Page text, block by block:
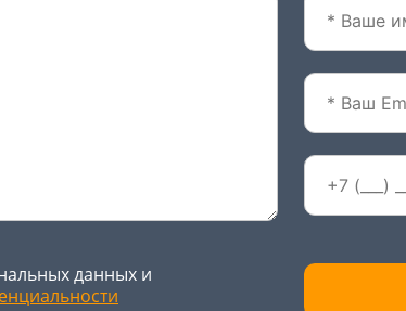
данных и